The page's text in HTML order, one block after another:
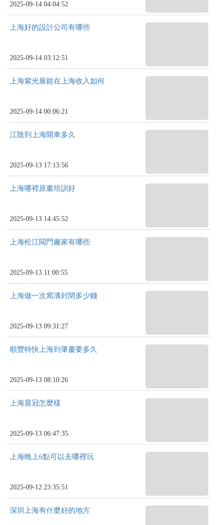
2025-09-14 04:04:52
上海好的設計公司有哪些
2025-09-14 03:12:51
上海紫光展銳在上海收入如何
2025-09-14 00:06:21
江陰到上海開車多久
2025-09-13 17:13:56
上海哪裡原畫培訓好
2025-09-13 14:45:52
上海松江閥門廠家有哪些
2025-09-13 11:00:55
上海做一次窩溝封閉多少錢
2025-09-13 09:31:27
順豐特快上海到肇慶要多久
2025-09-13 08:10:26
上海晨冠怎麼樣
2025-09-13 06:47:35
上海晚上6點可以去哪裡玩
2025-09-12 23:35:51
深圳上海有什麼好的地方